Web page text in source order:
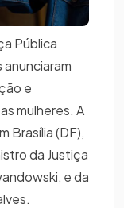
Pública
anunciaram
e
mulheres. A
Brasília (DF),
da Justiça
e da